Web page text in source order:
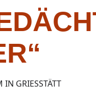
IN GRIESSTÄTT